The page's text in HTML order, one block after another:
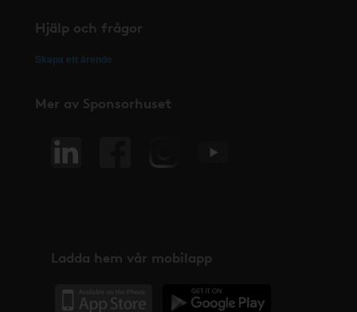
Hjälp och frågor
Skapa ett ärende
Mer av Sponsorhuset
Ladda hem vår mobilapp